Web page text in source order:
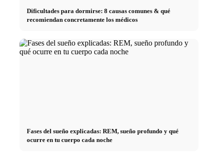
Dificultades para dormirse: 8 causas comunes & qué
recomiendan concretamente los médicos
Fases del sueño explicadas: REM, sueño profundo y qué
ocurre en tu cuerpo cada noche